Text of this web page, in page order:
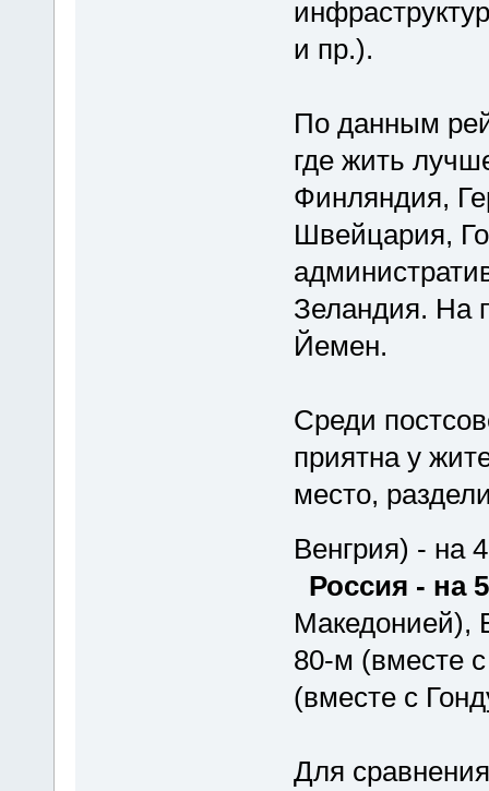
и пр.).
По данным
где жить
Финляндия,
Швейцария,
Зеландия. На
Йемен.
Среди
приятна у
место,
Венгрия) - на
Россия - на
Македонией),
80-м (вместе
(вместе с
Для